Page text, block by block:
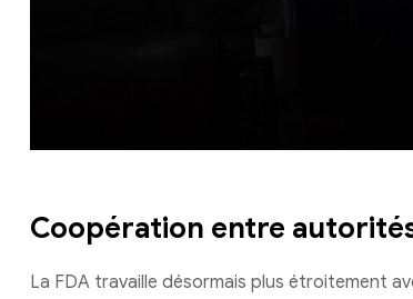
Coopération entre
La FDA travaille désormais plus étroitement